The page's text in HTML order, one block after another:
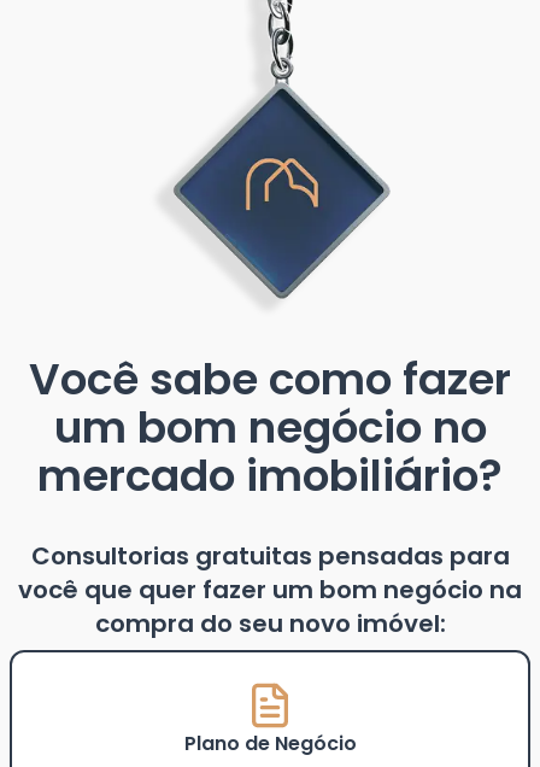
Você sabe como fazer
um bom negócio no
mercado imobiliário?
Consultorias gratuitas pensadas para
você que quer fazer um bom negócio na
compra do seu novo imóvel:
Plano de Negócio